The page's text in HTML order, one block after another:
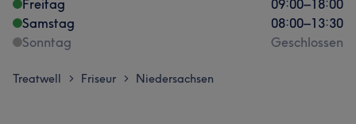
Freitag
09:00–18:00
Samstag
08:00–13:30
Sonntag
Geschlossen
Treatwell > Friseur > Niedersachsen